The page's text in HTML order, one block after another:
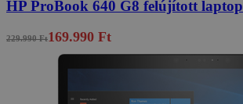
HP ProBook 640 G8 felújított laptop
229.990 Ft169.990 Ft